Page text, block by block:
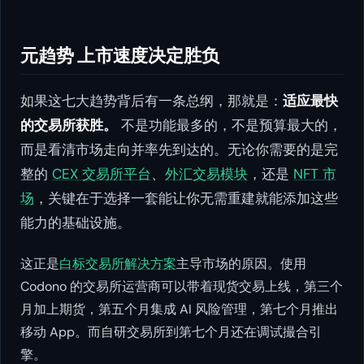
元趋势 上市速度决定胜负
如果这七大趋势背后有一条总纲，那就是： 适应最快
的交易所获胜。
不是功能最多的，不是预算最大的，
而是看清市场走向并率先到达的。无论你需要的是完
整的 CEX 交易所平台、 外汇交易模块 ，还是 NFT 市
场 ，关键在于选择一套能让你无需重建就能添加这些
能力的基础设施。
这正是白标交易所解决方案主导市场的原因。使用
Codono 的交易所运营商可以带着现货交易上线，第三个
月加上期货，第五个月集成 AI 风险管理，第七个月推出
移动 App。而自研交易所到第七个月还在调试撮合引
擎。